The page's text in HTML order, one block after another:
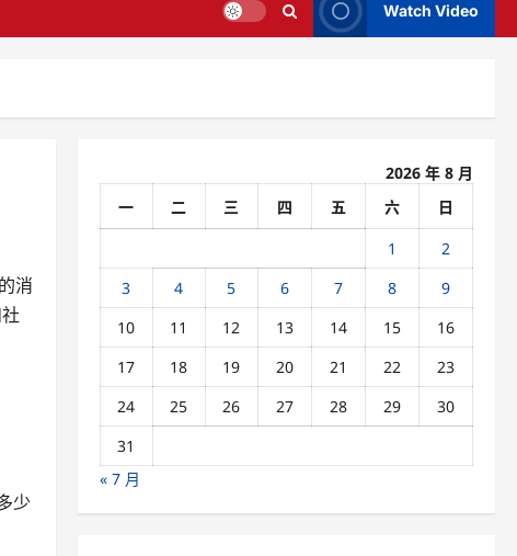
Watch Video
消
少
2026 年 8 月
一
二 三 四 五 六
日
1
2
3
4 5 6 7 8
9
10
11 12 13 14 15
16
17
18 19 20 21 22
23
24
25 26 27 28 29
30
31
« 7 月